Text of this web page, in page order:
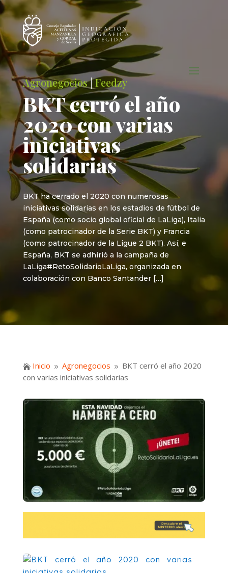
Agronegocios|Feedzy
BKT cerró el año
2020 con varias
iniciativas
solidarias
BKT ha cerrado el 2020 con numerosas
iniciativas solidarias en los estadios de fútbol de
España (como socio global oficial de LaLiga), Italia
(como patrocinador de la Serie BKT) y Francia
(como patrocinador de la Ligue 2 BKT). Así, e
España, BKT se adhirió a la campaña de
LaLiga#RetoSolidarioLaLiga, organizada en
colaboración con Banco Santander […]
 Inicio 9 Agronegocios 9 BKT cerró el año 2020
con varias iniciativas solidarias